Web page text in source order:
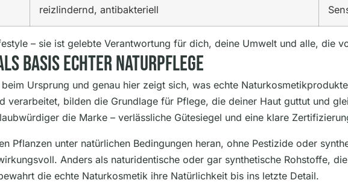
reizlindernd, antibakteriell
– sie ist gelebte Verantwortung für dich, deine Umwelt und alle, die
Basis Echter Naturpflege
Ursprung und genau hier zeigt sich, was echte
verarbeitet, bilden die Grundlage für Pflege, die deiner Haut guttut und
die Marke – verlässliche Gütesiegel und eine klare
Pflanzen unter natürlichen Bedingungen heran, ohne Pestizide oder
Anders als naturidentische oder gar synthetische Rohstoffe,
die echte Naturkosmetik ihre Natürlichkeit bis ins letzte Detail.